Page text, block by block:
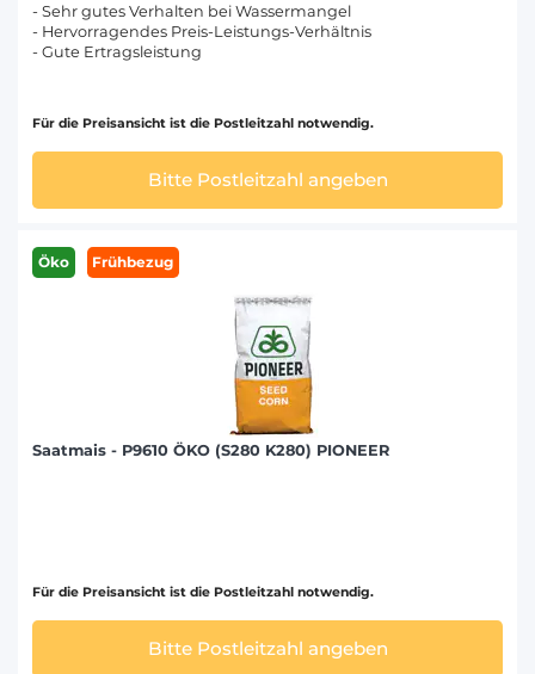
- Sehr gutes Verhalten bei Wassermangel
- Hervorragendes Preis-Leistungs-Verhältnis
- Gute Ertragsleistung
Für die Preisansicht ist die Postleitzahl notwendig.
Bitte Postleitzahl angeben
Öko Frühbezug
Saatmais - P9610 ÖKO (S280 K280) PIONEER
Für die Preisansicht ist die Postleitzahl notwendig.
Bitte Postleitzahl angeben